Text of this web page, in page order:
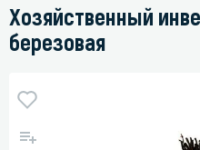
Хозяйственный
березовая